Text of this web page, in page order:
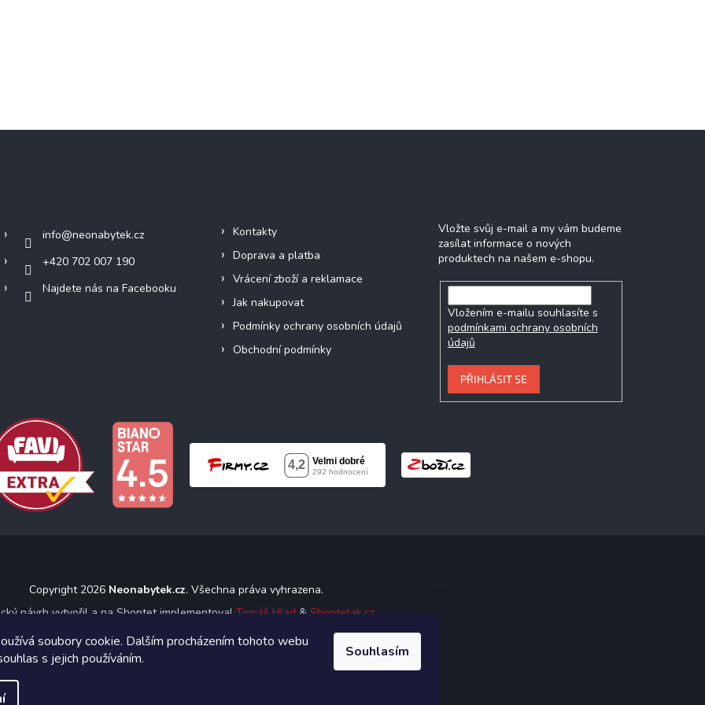
soubory cookie. Dalším procházením tohoto webu
s jejich používáním.
Souhlasím
info@neonabytek.cz
+420 702 007 190
Najdete nás na Facebooku
Kontakty
Doprava a platba
Vrácení zboží a reklamace
Jak nakupovat
Podmínky ochrany osobních údajů
Obchodní podmínky
Vložte svůj e-mail a my vám budeme
zasílat informace o nových
produktech na našem e-shopu.
Vložením e-mailu souhlasíte s
podmínkami ochrany osobních
údajů
PŘIHLÁSIT SE
Copyright 2026 Neonabytek.cz. Všechna práva vyhrazena.
návrh vytvořil a na Shoptet implementoval Tomáš Hlad & Shoptetak.cz.
Vytvořil Shoptet